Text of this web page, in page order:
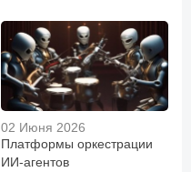
02 Июня 2026
Платформы оркестрации
ИИ-агентов